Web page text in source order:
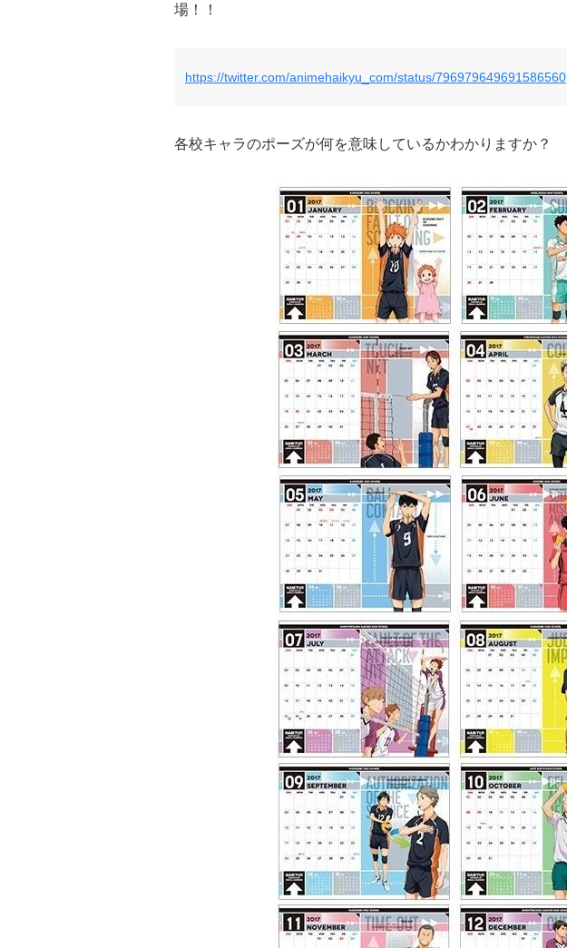
場！！
https://twitter.com/animehaikyu_com/status/796979649691586560
各校キャラのポーズが何を意味しているかわかりますか？